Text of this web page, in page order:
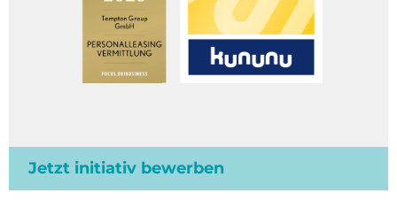
Jetzt initiativ bewerben